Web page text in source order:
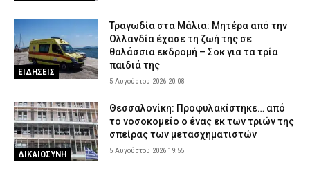
ΕΙΔΗΣΕΙΣ
Τραγωδία στα Μάλια: Μητέρα από την
Ολλανδία έχασε τη ζωή της σε
θαλάσσια εκδρομή – Σοκ για τα τρία
παιδιά της
5 Αυγούστου 2026 20:08
ΔΙΚΑΙΟΣΥΝΗ
Θεσσαλονίκη: Προφυλακίστηκε… από
το νοσοκομείο ο ένας εκ των τριών της
σπείρας των μετασχηματιστών
5 Αυγούστου 2026 19:55